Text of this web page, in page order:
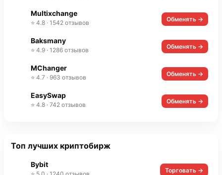
Multixchange
⭐ 4.8 · 1542 отзывов Обменять →
Baksmany
⭐ 4.9 · 1286 отзывов Обменять →
MChanger
⭐ 4.7 · 963 отзывов Обменять →
EasySwap
⭐ 4.8 · 742 отзывов Обменять →
Топ лучших криптобирж
Bybit
Торговать →